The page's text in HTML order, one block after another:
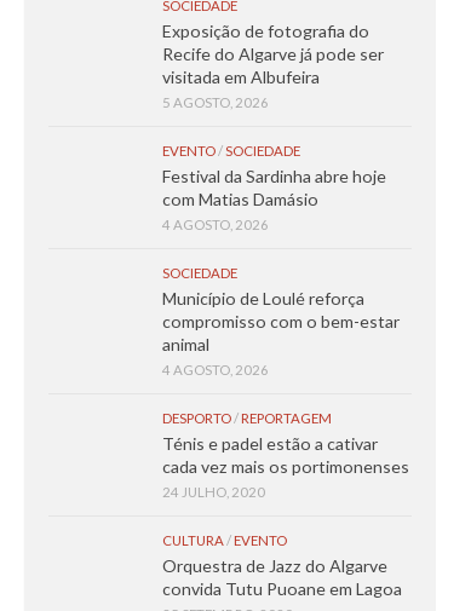
SOCIEDADE
Exposição de fotografia do
Recife do Algarve já pode ser
visitada em Albufeira
5 AGOSTO, 2026
EVENTO/SOCIEDADE
Festival da Sardinha abre hoje
com Matias Damásio
4 AGOSTO, 2026
SOCIEDADE
Município de Loulé reforça
compromisso com o bem-estar
animal
4 AGOSTO, 2026
DESPORTO/ REPORTAGEM
Ténis e padel estão a cativar
cada vez mais os portimonenses
24 JULHO, 2020
CULTURA/ EVENTO
Orquestra de Jazz do Algarve
convida Tutu Puoane em Lagoa